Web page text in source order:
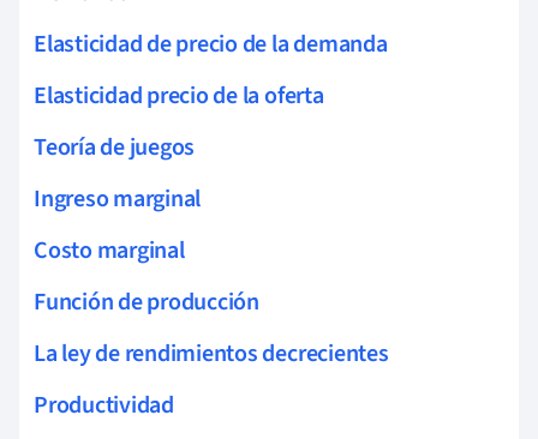
Elasticidad de precio de la demanda
Elasticidad precio de la oferta
Teoría de juegos
Ingreso marginal
Costo marginal
Función de producción
La ley de rendimientos decrecientes
Productividad